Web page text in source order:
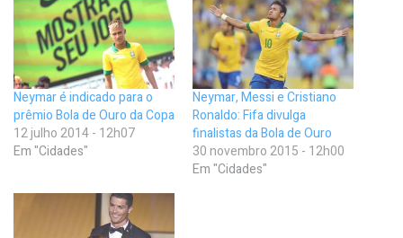
Neymar é indicado para o
prêmio Bola de Ouro da Copa
12 julho 2014 - 12h07
Em "Cidades"
Neymar, Messi e Cristiano
Ronaldo: Fifa divulga
finalistas da Bola de Ouro
30 novembro 2015 - 12h00
Em "Cidades"